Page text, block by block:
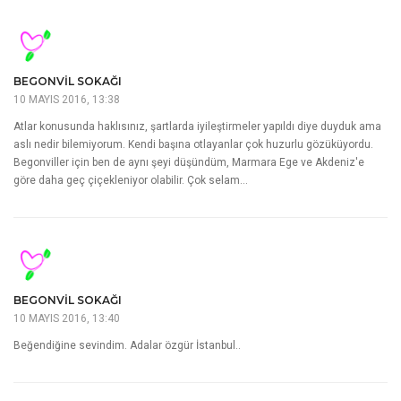
BEGONVIL SOKAĞI
10 MAYIS 2016, 13:38
Atlar konusunda haklısınız, şartlarda iyileştirmeler yapıldı diye duyduk ama
aslı nedir bilemiyorum. Kendi başına otlayanlar çok huzurlu gözüküyordu.
Begonviller için ben de aynı şeyi düşündüm, Marmara Ege ve Akdeniz'e
göre daha geç çiçekleniyor olabilir. Çok selam…
BEGONVIL SOKAĞI
10 MAYIS 2016, 13:40
Beğendiğine sevindim. Adalar özgür İstanbul..